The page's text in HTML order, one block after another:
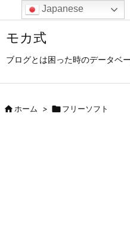
モカ式
ブログとは困った時のデータベ
ホーム > フリーソフト
Japanese